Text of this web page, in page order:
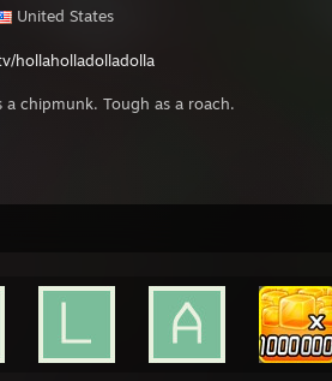
United States
hollaholladolladolla
a chipmunk. Tough as a roach.